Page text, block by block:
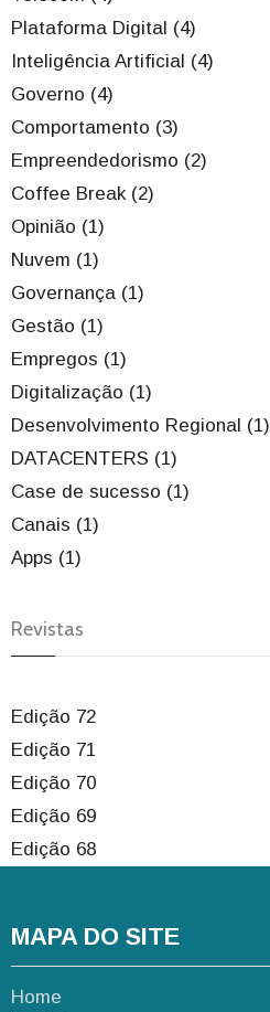
Plataforma Digital (4)
Inteligência Artificial (4)
Governo (4)
Comportamento (3)
Empreendedorismo (2)
Coffee Break (2)
Opinião (1)
Nuvem (1)
Governança (1)
Gestão (1)
Empregos (1)
Digitalização (1)
Desenvolvimento Regional (1)
DATACENTERS (1)
Case de sucesso (1)
Canais (1)
Apps (1)
Revistas
Edição 72
Edição 71
Edição 70
Edição 69
Edição 68
MAPA DO SITE
Home